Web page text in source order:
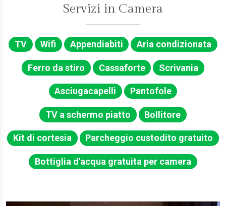
Servizi in Camera
TV Wifi Appendiabiti Aria condizionata
Ferro da stiro Cassaforte Scrivania
Asciugacapelli Pantofole
TV a schermo piatto Bollitore
Kit di cortesia Parcheggio custodito gratuito
Bottiglia d'acqua gratuita per camera